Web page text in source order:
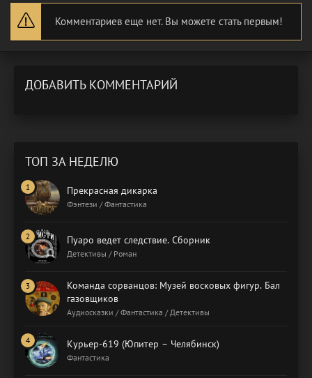
Комментариев еще нет. Вы можете стать первым!
ДОБАВИТЬ КОММЕНТАРИЙ
ТОП ЗА НЕДЕЛЮ
Прекрасная дикарка
Фэнтези / Фантастика
Пуаро ведет следствие. Сборник
Детективы / Роман
Команда сорванцов: Музей восковых фигур. Бал
газовщиков
Аудиосказки / Фантастика / Детективы
Курьер-619 (Юпитер – Челябинск)
Фантастика